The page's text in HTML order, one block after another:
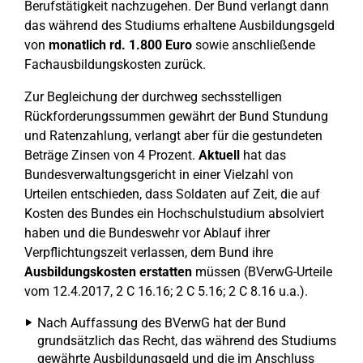
Berufstätigkeit nachzugehen. Der Bund verlangt dann
das während des Studiums erhaltene Ausbildungsgeld
von monatlich rd. 1.800 Euro sowie anschließende
Fachausbildungskosten zurück.
Zur Begleichung der durchweg sechsstelligen
Rückforderungssummen gewährt der Bund Stundung
und Ratenzahlung, verlangt aber für die gestundeten
Beträge Zinsen von 4 Prozent. Aktuell hat das
Bundesverwaltungsgericht in einer Vielzahl von
Urteilen entschieden, dass Soldaten auf Zeit, die auf
Kosten des Bundes ein Hochschulstudium absolviert
haben und die Bundeswehr vor Ablauf ihrer
Verpflichtungszeit verlassen, dem Bund ihre
Ausbildungskosten erstatten müssen (BVerwG-Urteile
vom 12.4.2017, 2 C 16.16; 2 C 5.16; 2 C 8.16 u.a.).
Nach Auffassung des BVerwG hat der Bund
grundsätzlich das Recht, das während des Studiums
gewährte Ausbildungsgeld und die im Anschluss